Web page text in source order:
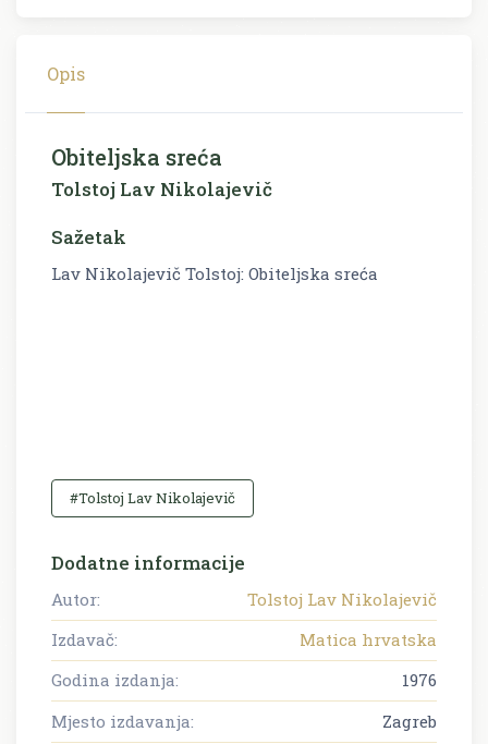
Opis
Obiteljska sreća
Tolstoj Lav Nikolajevič
Sažetak
Lav Nikolajevič Tolstoj: Obiteljska sreća
#Tolstoj Lav Nikolajevič
Dodatne informacije
Autor:
Tolstoj Lav Nikolajevič
Izdavač:
Matica hrvatska
Godina izdanja:
1976
Mjesto izdavanja:
Zagreb